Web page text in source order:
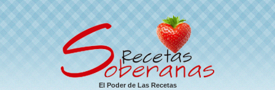
El Poder de Las Recetas